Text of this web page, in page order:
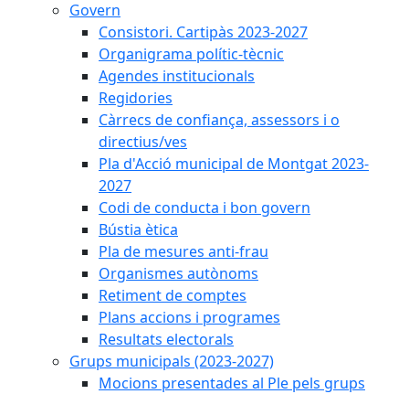
Govern
Consistori. Cartipàs 2023-2027
Organigrama polític-tècnic
Agendes institucionals
Regidories
Càrrecs de confiança, assessors i o
directius/ves
Pla d'Acció municipal de Montgat 2023-
2027
Codi de conducta i bon govern
Bústia ètica
Pla de mesures anti-frau
Organismes autònoms
Retiment de comptes
Plans accions i programes
Resultats electorals
Grups municipals (2023-2027)
Mocions presentades al Ple pels grups